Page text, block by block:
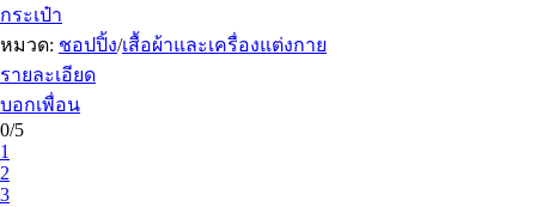
กระเป๋า
หมวด: ชอปปิ้ง/เสื้อผ้าและเครื่องแต่งกาย
รายละเอียด
บอกเพื่อน
0/5
1
2
3